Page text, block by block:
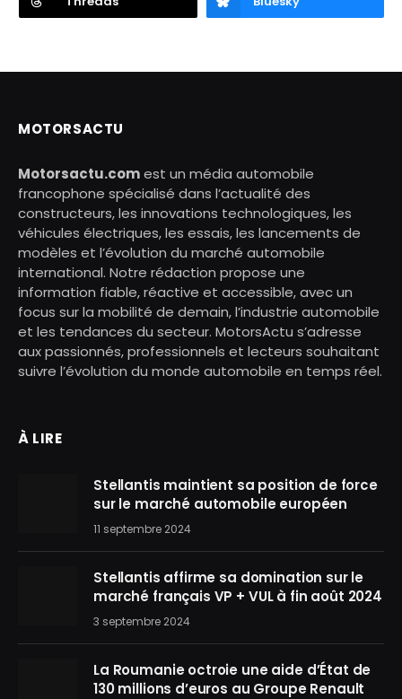
MOTORSACTU
Motorsactu.comest un média automobile
francophone spécialisé dans l’actualité des
constructeurs, les innovations technologiques, les
véhicules électriques, les essais, les lancements de
modèles et l’évolution du marché automobile
international. Notre rédaction propose une
information fiable, réactive et accessible, avec un
focus sur la mobilité de demain, l’industrie automobile
et les tendances du secteur. MotorsActu s’adresse
aux passionnés, professionnels et lecteurs souhaitant
suivre l’évolution du monde automobile en temps réel.
À LIRE
Stellantis maintient sa position de force
sur le marché automobile européen
11 septembre 2024
Stellantis affirme sa domination sur le
marché français VP + VUL à fin août 2024
3 septembre 2024
La Roumanie octroie une aide d’État de
130 millions d’euros au Groupe Renault